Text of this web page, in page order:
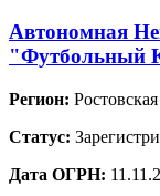
Автономная
"Футбольный
Регион:
Статус:
Дата ОГРН: